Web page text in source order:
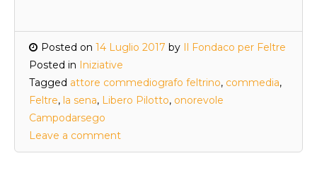
Posted on 14 Luglio 2017 by Il Fondaco per Feltre
Posted in Iniziative
Tagged attore commediografo feltrino, commedia,
Feltre, la sena, Libero Pilotto, onorevole
Campodarsego
Leave a comment